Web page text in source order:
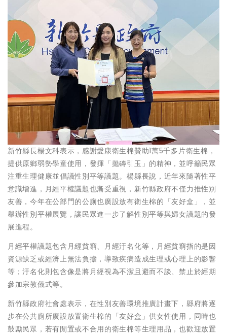
新竹縣長楊文科表示，感謝愛康衛生棉贊助1萬5千多片衛生棉，
提供原鄉弱勢學童使用，發揮「拋磚引玉」的精神，並呼籲民眾
注重生理健康並倡議性別平等議題。楊縣長說，近年來隨著性平
意識增進，月經平權議題也漸受重視，新竹縣政府不僅力推性別
友善，今年在公部門的公廁也廣設放有衛生棉的「友好盒」，並
舉辦性別平權展覽，讓民眾進一步了解性別平等與婦女議題的發
展進程。
月經平權議題包含月經貧窮、月經汙名化等，月經貧窮指的是因
資源缺乏或經濟上無法負擔，導致疾病造成生理或心理上的影響
等；汙名化則包含像是將月經視為不潔且避而不談、禁止於經期
參加宗教儀式等。
新竹縣政府社會處表示，在性別友善環境推廣計畫下，縣府將逐
步在公共廁所廣設放置衛生棉的「友好盒」供女性使用，同時也
鼓勵民眾，若有閒置或不合用的衛生棉等生理用品，也歡迎放置